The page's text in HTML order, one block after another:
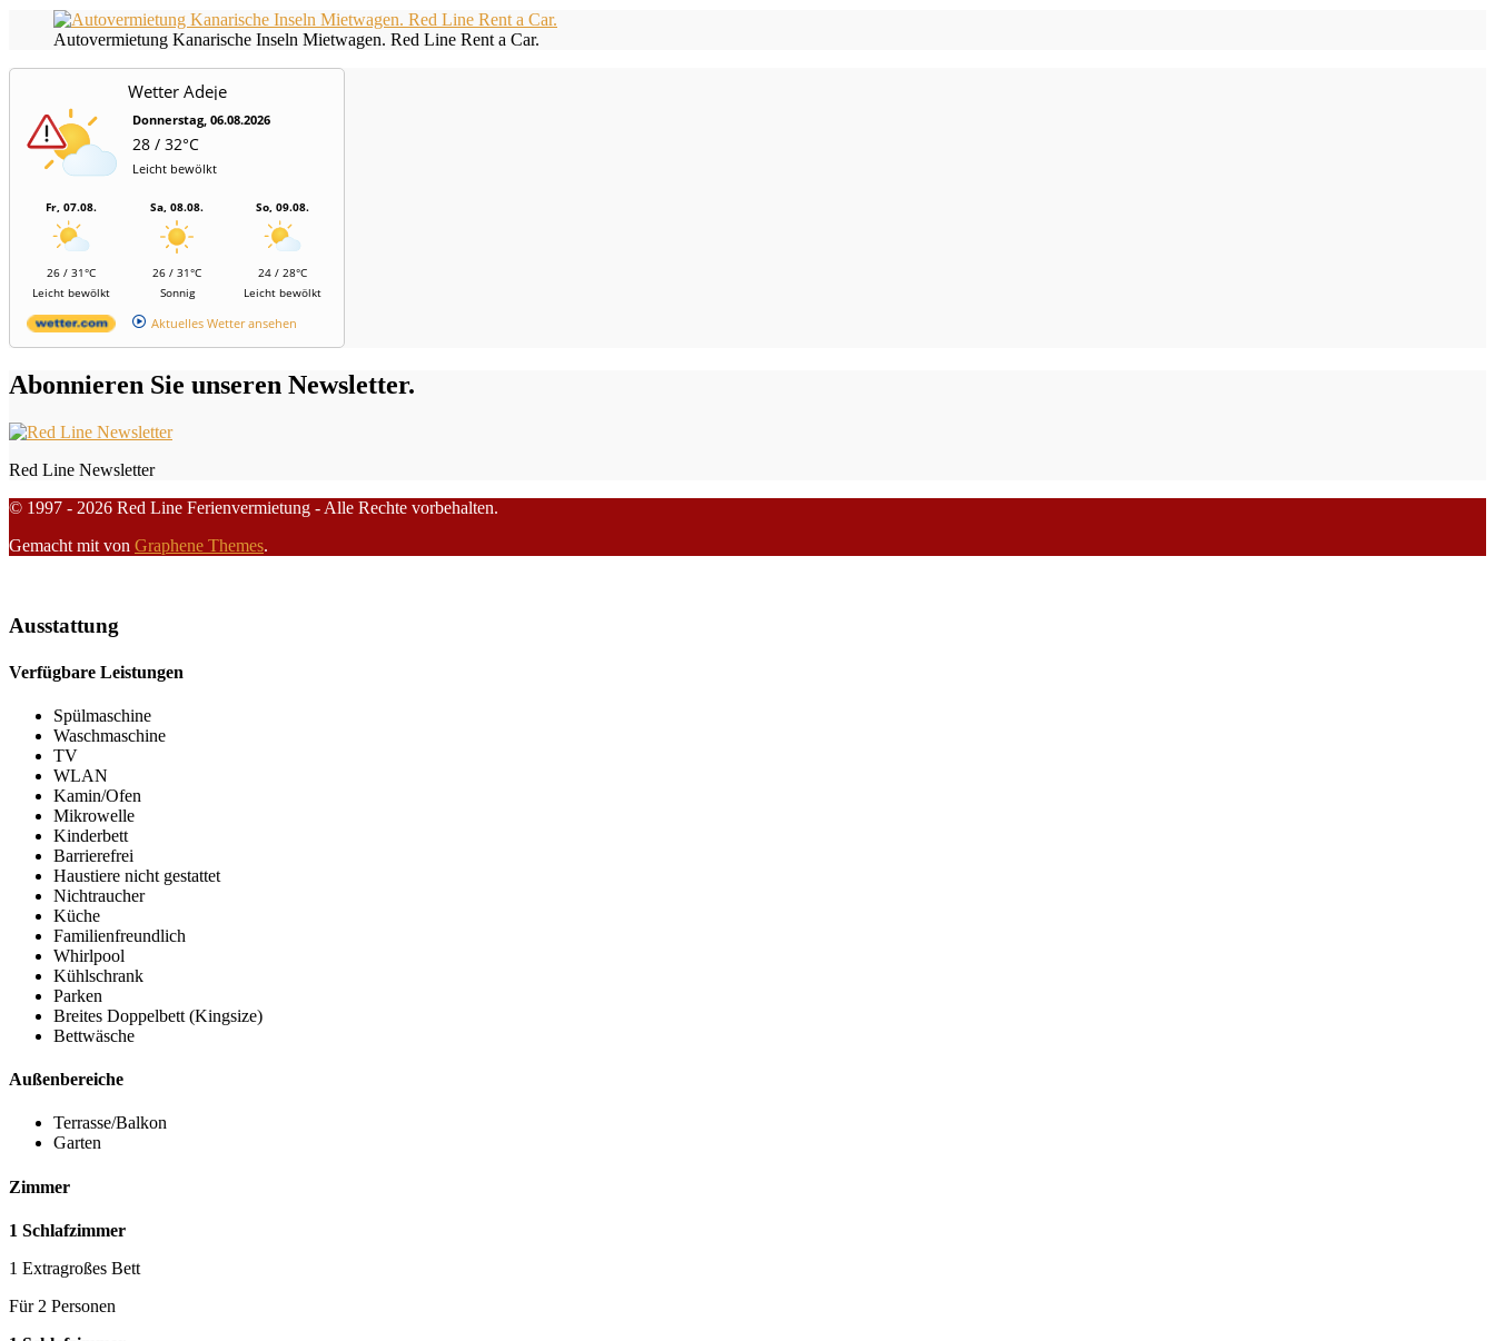
Autovermietung Kanarische Inseln Mietwagen. Red Line Rent a Car.
Wetter Adeje
Donnerstag, 06.08.2026
28 / 32°C
Leicht bewölkt
Fr, 07.08.
26 / 31°C
Leicht bewölkt
Sa, 08.08.
26 / 31°C
Sonnig
So, 09.08.
24 / 28°C
Leicht bewölkt
Aktuelles Wetter ansehen
Abonnieren Sie unseren Newsletter.
Red Line Newsletter
© 1997 - 2026 Red Line Ferienvermietung - Alle Rechte vorbehalten.
Gemacht mit von Graphene Themes.
Ausstattung
Verfügbare Leistungen
Spülmaschine
Waschmaschine
TV
WLAN
Kamin/Ofen
Mikrowelle
Kinderbett
Barrierefrei
Haustiere nicht gestattet
Nichtraucher
Küche
Familienfreundlich
Whirlpool
Kühlschrank
Parken
Breites Doppelbett (Kingsize)
Bettwäsche
Außenbereiche
Terrasse/Balkon
Garten
Zimmer
1 Schlafzimmer
1 Extragroßes Bett
Für 2 Personen